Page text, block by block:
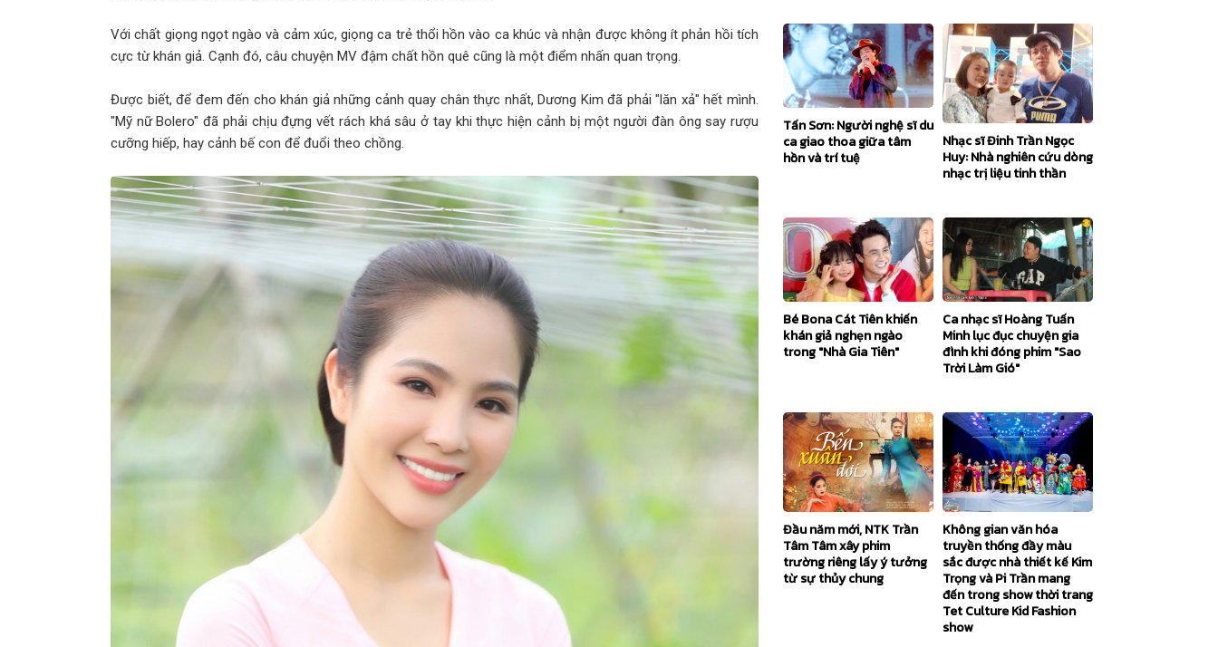
Với chất giọng ngọt ngào và cảm xúc, giọng ca trẻ thổi hồn vào ca khúc và nhận được không ít phản hồi tích
cực từ khán giả. Cạnh đó, câu chuyện MV đậm chất hồn quê cũng là một điểm nhấn quan trọng.
Được biết, để đem đến cho khán giả những cảnh quay chân thực nhất, Dương Kim đã phải "lăn xả" hết mình.
"Mỹ nữ Bolero" đã phải chịu đựng vết rách khá sâu ở tay khi thực hiện cảnh bị một người đàn ông say rượu
cưỡng hiếp, hay cảnh bế con để đuổi theo chồng.
Tấn Sơn: Người nghệ sĩ du
ca giao thoa giữa tâm
hồn và trí tuệ
Nhạc sĩ Đinh Trần Ngọc
Huy: Nhà nghiên cứu dòng
nhạc trị liệu tinh thần
Bé Bona Cát Tiên khiến
khán giả nghẹn ngào
trong "Nhà Gia Tiên"
Ca nhạc sĩ Hoàng Tuấn
Minh lục đục chuyện gia
đình khi đóng phim "Sao
Trời Làm Gió"
Đầu năm mới, NTK Trần
Tâm Tâm xây phim
trường riêng lấy ý tưởng
từ sự thủy chung
Không gian văn hóa
truyền thống đầy màu
sắc được nhà thiết kế Kim
Trọng và Pi Trần mang
đến trong show thời trang
Tet Culture Kid Fashion
show